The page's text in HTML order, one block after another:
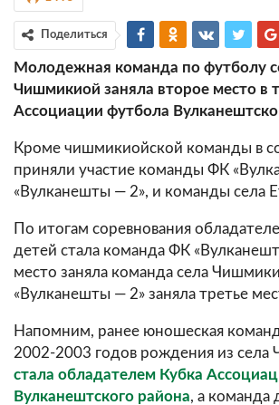
Поделиться
Молодежная команда по футболу
Чишмикиой заняла второе место в
Ассоциации футбола
Кроме чишмикиойской команды в
приняли участие команды ФК
«Вулканешты — 2», и команды села
По итогам соревнования
детей стала команда ФК
место заняла команда села
«Вулканешты — 2» заняла третье
Напомним, ранее юношеская
2002-2003 годов рождения из
стала обладателем Кубка
Вулканештского района, а команда